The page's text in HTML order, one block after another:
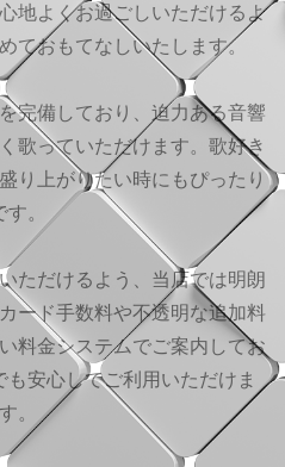
地よくお過ごしいただけるよ
ておもてなしいたします。
完備しており、迫力ある音響
歌っていただけます。歌好き
り上がりたい時にもぴったり
す。
ただけるよう、当店では明朗
ード手数料や不透明な追加料
料金システムでご案内してお
安心してご利用いただけま
す。